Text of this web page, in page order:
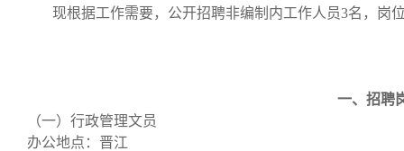
现根据工作需要，公开招聘非编制内工作人员3名，岗
一、招聘
（一）行政管理文员
办公地点：晋江